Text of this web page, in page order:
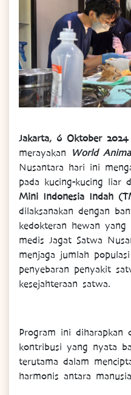
Jakarta, 6 Oktober 2024
merayakan
World
Nusantara hari ini
pada kucing-kucing liar
Mini Indonesia Indah
dilaksanakan dengan
kedokteran hewan
medis Jagat Satwa
menjaga jumlah
penyebaran penyakit
kesejahteraan satwa.
Program ini diharapkan
kontribusi yang nyata
terutama dalam
harmonis antara